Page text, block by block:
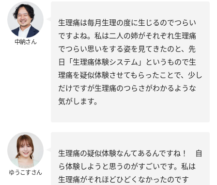
中納さん
生理痛は毎月生理の度に生じるのでつらい
ですよね。私は二人の姉がそれぞれ生理痛
でつらい思いをする姿を見てきたのと、先
日「生理痛体験システム」というもので生
理痛を疑似体験させてもらったことで、少し
だけですが生理痛のつらさがわかるような
気がします。
ゆうこすさん
生理痛の疑似体験なんてあるんですね！ 自
ら体験しようと思うのがすごいです。私は
生理痛がそれほどひどくなかったのです